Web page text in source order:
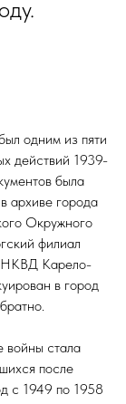
одним из пяти
действий 1939-
была
архиве города
Окружного
филиал
НКВД Карело-
в город
войны стала
после
с 1949 по 1958